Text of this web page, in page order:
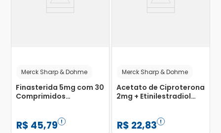
Merck Sharp & Dohme
Finasterida 5mg com 30
Comprimidos
R$ 45,79
Merck Sharp & Dohme
Acetato de Ciproterona
2mg + Etinilestradiol
Revestidos
R$ 22,83